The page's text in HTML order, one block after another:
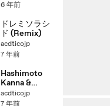
6 年前
ドレミソラシ
ド (Remix)
acdticojp
7 年前
Hashimoto
Kanna &
Hamabe
Minami :
acdticojp